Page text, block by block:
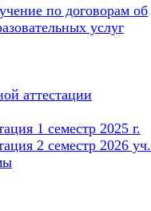
по договорам об
услуг
аттестации
1 семестр 2025 г.
2 семестр 2026